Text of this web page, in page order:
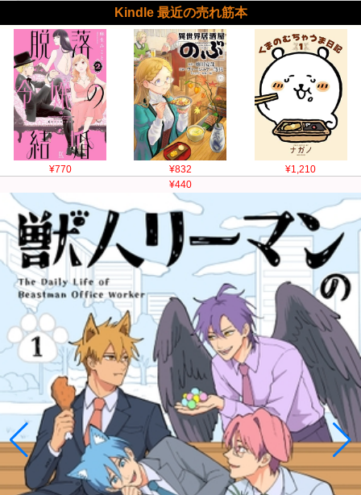
Kindle 最近の売れ筋本
¥770 ¥832
¥1,210
¥440